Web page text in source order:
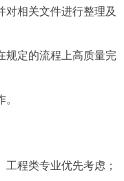
对相关文件进行整理及
规定的流程上高质量完
程类专业优先考虑；